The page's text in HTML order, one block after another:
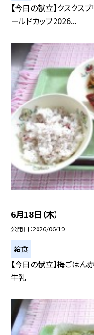
【今日の献立】クスクス
ールドカップ2026...
6月18日（木）
公開日 2026/06/19
給食
【今日の献立】梅ごは
牛乳